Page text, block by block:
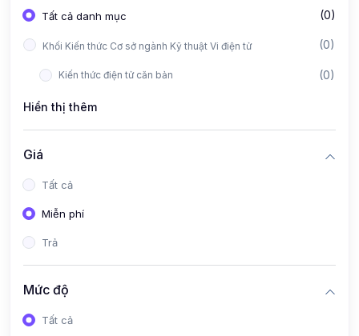
Tất cả danh mục (0)
Khối Kiến thức Cơ sở ngành Kỹ thuật Vi điện tử (0)
Kiến thức điện tử căn bản (0)
Hiển thị thêm
Giá
Tất cả
Miễn phí
Trả
Mức độ
Tất cả